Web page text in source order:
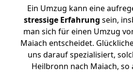
Ein Umzug kann eine
stressige Erfahrung sein,
man sich für einen Umzug
Maiach entscheidet.
uns darauf spezialisiert,
Heilbronn nach Maiach, so